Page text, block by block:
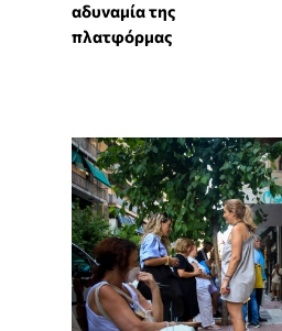
αδυναμία της
πλατφόρμας